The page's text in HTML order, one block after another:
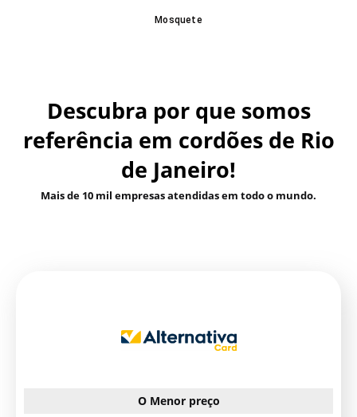
Mosquete
Descubra por que somos
referência em cordões de Rio
de Janeiro!
Mais de 10 mil empresas atendidas em todo o mundo.
O Menor preço